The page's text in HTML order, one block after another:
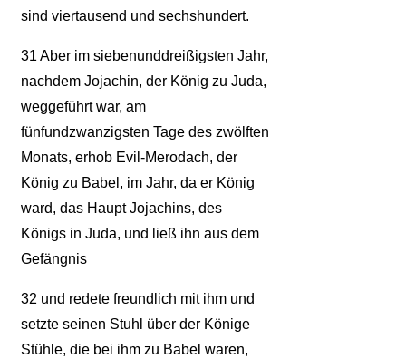
sind viertausend und sechshundert.
31 Aber im siebenunddreißigsten Jahr,
nachdem Jojachin, der König zu Juda,
weggeführt war, am
fünfundzwanzigsten Tage des zwölften
Monats, erhob Evil-Merodach, der
König zu Babel, im Jahr, da er König
ward, das Haupt Jojachins, des
Königs in Juda, und ließ ihn aus dem
Gefängnis
32 und redete freundlich mit ihm und
setzte seinen Stuhl über der Könige
Stühle, die bei ihm zu Babel waren,